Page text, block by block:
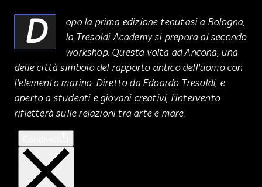
D
opo la prima edizione tenutasi a Bologna,
la Tresoldi Academy si prepara al secondo
workshop. Questa volta ad Ancona, una
delle città simbolo del rapporto antico dell'uomo con
l'elemento marino. Diretto da Edoardo Tresoldi, e
aperto a studenti e giovani creativi, l'intervento
rifletterà sulle relazioni tra arte e mare.